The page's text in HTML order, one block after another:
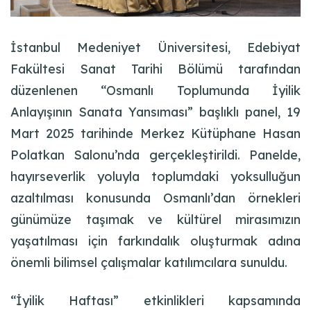
İstanbul Medeniyet Üniversitesi, Edebiyat
Fakültesi Sanat Tarihi Bölümü tarafından
düzenlenen “Osmanlı Toplumunda İyilik
Anlayışının Sanata Yansıması” başlıklı panel, 19
Mart 2025 tarihinde Merkez Kütüphane Hasan
Polatkan Salonu’nda gerçekleştirildi. Panelde,
hayırseverlik yoluyla toplumdaki yoksulluğun
azaltılması konusunda Osmanlı’dan örnekleri
günümüze taşımak ve kültürel mirasımızın
yaşatılması için farkındalık oluşturmak adına
önemli bilimsel çalışmalar katılımcılara sunuldu.
“İyilik Haftası” etkinlikleri kapsamında